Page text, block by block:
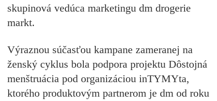
skupinová vedúca marketingu dm drogerie
markt.
Výraznou súčasťou kampane zameranej na
ženský cyklus bola podpora projektu Dôstojná
menštruácia pod organizáciou inTYMYta,
ktorého produktovým partnerom je dm od roku